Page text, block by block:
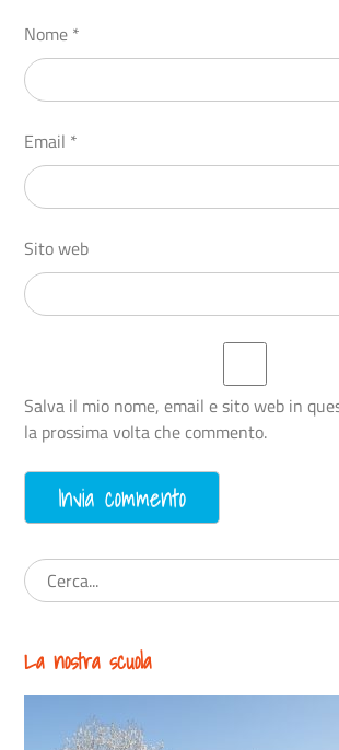
Nome *
Email *
Sito web
Salva il mio nome, email e sito web in
la prossima volta che commento.
La nostra scuola